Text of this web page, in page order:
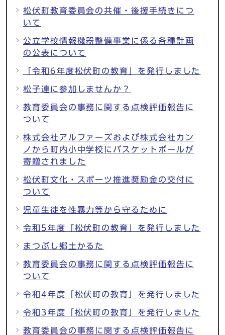
松伏町教育委員会の共催・後援手続きにつ
いて
公立学校情報機器整備事業に係る各種計画
の公表について
「令和6年度松伏町の教育」を発行しました
松子連に参加しませんか？
教育委員会の事務に関する点検評価報告に
ついて
株式会社アルファーズおよび株式会社カン
ノから町内小中学校にバスケットボールが
寄贈されました
松伏町文化・スポーツ推進奨励金の交付に
ついて
児童生徒を性暴力等から守るために
令和5年度「松伏町の教育」を発行しました
まつぶし郷土かるた
教育委員会の事務に関する点検評価報告に
ついて
令和4年度「松伏町の教育」を発行しました
令和3年度「松伏町の教育」を発行しました
教育委員会の事務に関する点検評価報告に